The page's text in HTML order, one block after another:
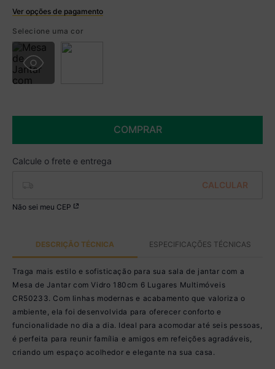
Ver opções de pagamento
R$ 1.424,99 à vista no Boleto
(5% de desconto)
Você economiza
Selecione uma cor
COMPRAR
Não sei meu CEP
DESCRIÇÃO TÉCNICA ESPECIFICAÇÕES TÉCNICAS
Traga mais estilo e sofisticação para sua sala de jantar com a
Mesa de Jantar com Vidro 180cm 6 Lugares Multimóveis
CR50233. Com linhas modernas e acabamento que valoriza o
ambiente, ela foi desenvolvida para oferecer conforto e
funcionalidade no dia a dia. Ideal para acomodar até seis pessoas,
é perfeita para reunir família e amigos em refeições agradáveis,
criando um espaço acolhedor e elegante na sua casa.